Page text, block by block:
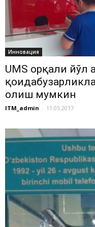
Инновация
UMS орқали йўл
олиш мумкин
ITM_admin - 11.05.2017